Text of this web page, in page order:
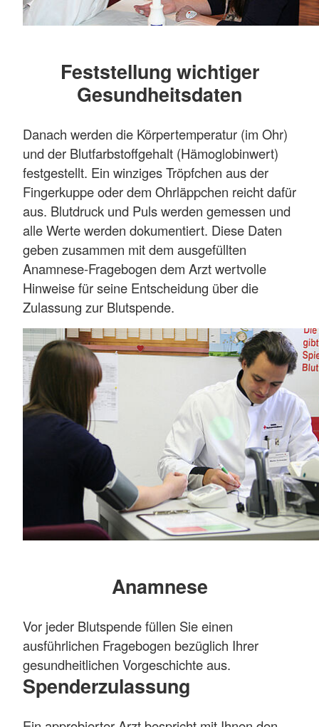
Feststellung wichtiger
Gesundheitsdaten
Danach werden die Körpertemperatur (im Ohr)
und der Blutfarbstoffgehalt (Hämoglobinwert)
festgestellt. Ein winziges Tröpfchen aus der
Fingerkuppe oder dem Ohrläppchen reicht dafür
aus. Blutdruck und Puls werden gemessen und
alle Werte werden dokumentiert. Diese Daten
geben zusammen mit dem ausgefüllten
Anamnese-Fragebogen dem Arzt wertvolle
Hinweise für seine Entscheidung über die
Zulassung zur Blutspende.
Anamnese
Vor jeder Blutspende füllen Sie einen
ausführlichen Fragebogen bezüglich Ihrer
gesundheitlichen Vorgeschichte aus.
Spenderzulassung